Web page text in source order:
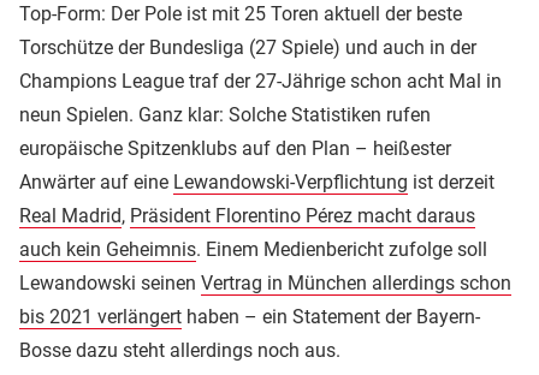
Top-Form: Der Pole ist mit 25 Toren aktuell der beste
Torschütze der Bundesliga (27 Spiele) und auch in der
Champions League traf der 27-Jährige schon acht Mal in
neun Spielen. Ganz klar: Solche Statistiken rufen
europäische Spitzenklubs auf den Plan – heißester
Anwärter auf eine Lewandowski-Verpflichtung ist derzeit
Real Madrid, Präsident Florentino Pérez macht daraus
auch kein Geheimnis. Einem Medienbericht zufolge soll
Lewandowski seinen Vertrag in München allerdings schon
bis 2021 verlängert haben – ein Statement der Bayern-
Bosse dazu steht allerdings noch aus.